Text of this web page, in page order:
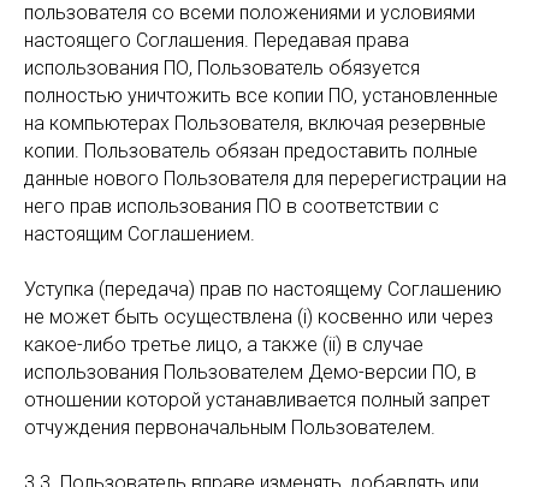
пользователя со всеми положениями и условиями
настоящего Соглашения. Передавая права
использования ПО, Пользователь обязуется
полностью уничтожить все копии ПО, установленные
на компьютерах Пользователя, включая резервные
копии. Пользователь обязан предоставить полные
данные нового Пользователя для перерегистрации на
него прав использования ПО в соответствии с
настоящим Соглашением.
Уступка (передача) прав по настоящему Соглашению
не может быть осуществлена (i) косвенно или через
какое-либо третье лицо, а также (ii) в случае
использования Пользователем Демо-версии ПО, в
отношении которой устанавливается полный запрет
отчуждения первоначальным Пользователем.